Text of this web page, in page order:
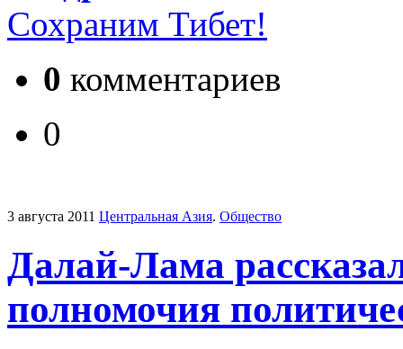
Сохраним Тибет!
0 комментариев
0
3 августа 2011 Центральная Азия. Общество
Далай-Лама
полномочия